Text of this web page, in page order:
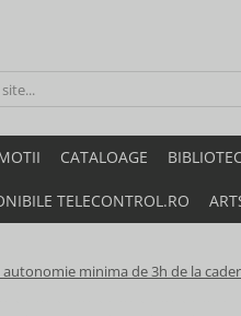
CATALOAGE
TELECONTROL.RO
minima de 3h de la